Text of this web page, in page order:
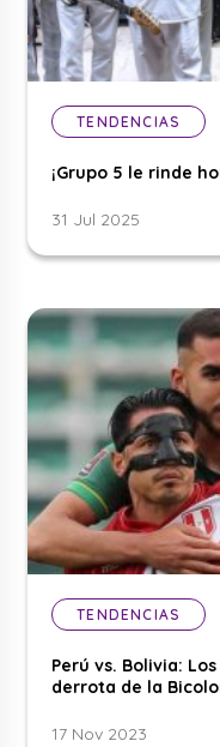
TENDENCIAS
¡Grupo 5 le rinde
31 Jul 2025
TENDENCIAS
Perú vs. Bolivia:
derrota de la
17 Nov 2023